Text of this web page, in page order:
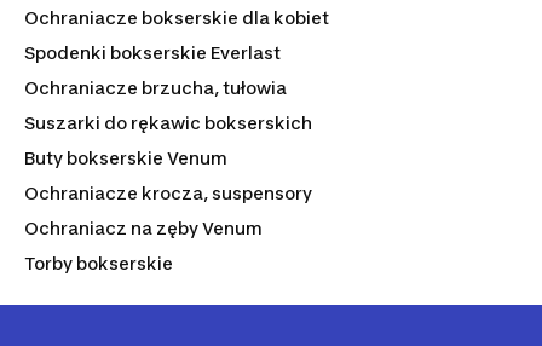
Ochraniacze bokserskie dla kobiet
Spodenki bokserskie Everlast
Ochraniacze brzucha, tułowia
Suszarki do rękawic bokserskich
Buty bokserskie Venum
Ochraniacze krocza, suspensory
Ochraniacz na zęby Venum
Torby bokserskie